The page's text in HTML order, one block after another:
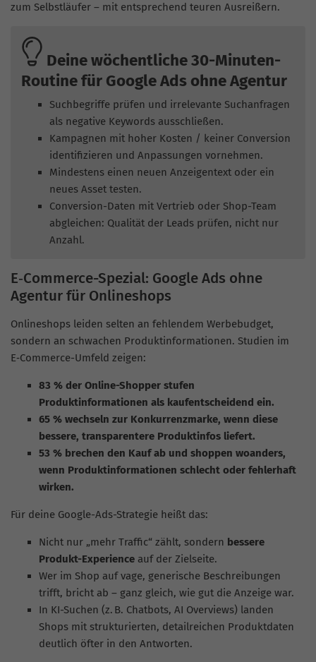
zum Selbstläufer – mit entsprechend teuren Ausreißern.
Deine wöchentliche 30-Minuten-
Routine für Google Ads ohne Agentur
Suchbegriffe prüfen und irrelevante Suchanfragen
als negative Keywords ausschließen.
Kampagnen mit hoher Kosten / keiner Conversion
identifizieren und Anpassungen vornehmen.
Mindestens einen neuen Anzeigentext oder ein
neues Asset testen.
Conversion-Daten mit Vertrieb oder Shop-Team
abgleichen: Qualität der Leads prüfen, nicht nur
Anzahl.
E‑Commerce-Spezial: Google Ads ohne
Agentur für Onlineshops
Onlineshops leiden selten an fehlendem Werbebudget,
sondern an schwachen Produktinformationen. Studien im
E‑Commerce-Umfeld zeigen:
83 % der Online-Shopper stufen
Produktinformationen als kaufentscheidend ein.
65 % wechseln zur Konkurrenzmarke, wenn diese
bessere, transparentere Produktinfos liefert.
53 % brechen den Kauf ab und shoppen woanders,
wenn Produktinformationen schlecht oder fehlerhaft
wirken.
Für deine Google-Ads-Strategie heißt das:
Nicht nur „mehr Traffic“ zählt, sondern bessere
Produkt-Experience auf der Zielseite.
Wer im Shop auf vage, generische Beschreibungen
trifft, bricht ab – ganz gleich, wie gut die Anzeige war.
In KI-Suchen (z. B. Chatbots, AI Overviews) landen
Shops mit strukturierten, detailreichen Produktdaten
deutlich öfter in den Antworten.